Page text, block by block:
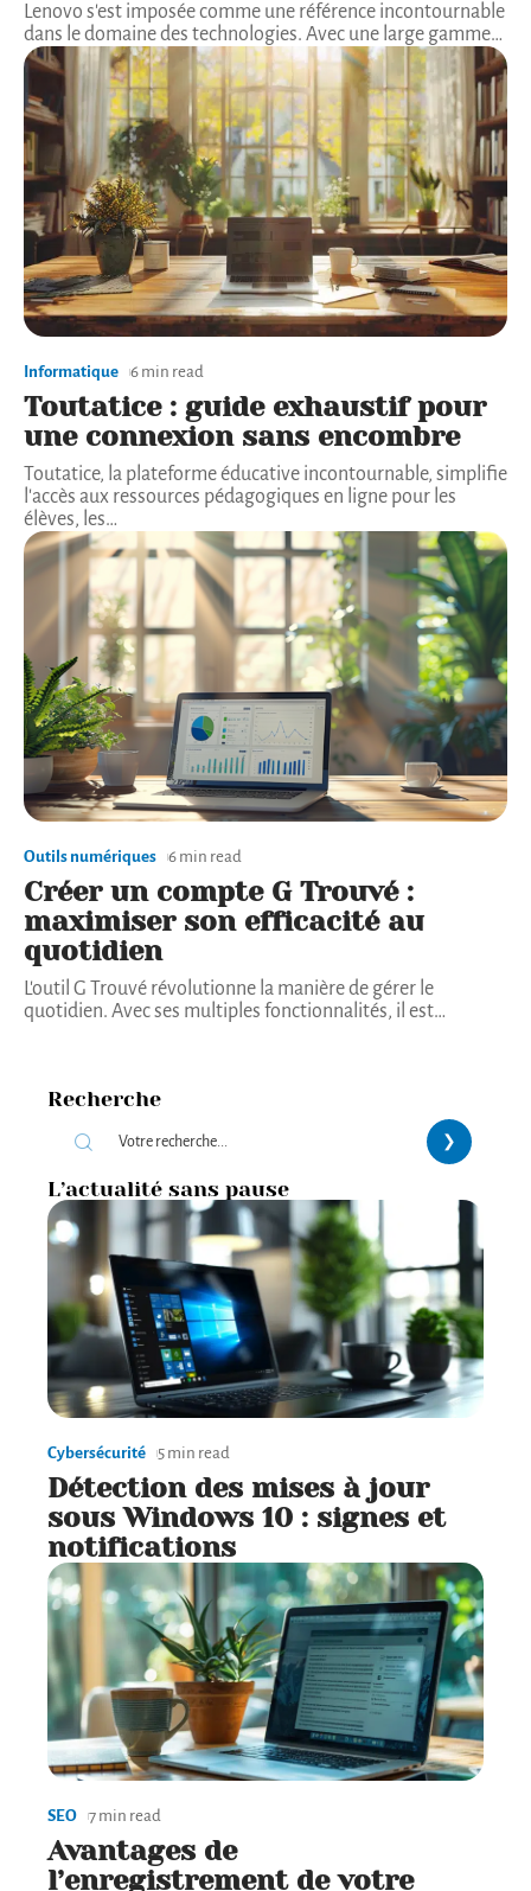
Lenovo s'est imposée comme une référence incontournable
dans le domaine des technologies. Avec une large gamme…
Informatique 6 min read
Toutatice : guide exhaustif pour
une connexion sans encombre
Toutatice, la plateforme éducative incontournable, simplifie
l'accès aux ressources pédagogiques en ligne pour les
élèves, les…
Outils numériques 6 min read
Créer un compte G Trouvé :
maximiser son efficacité au
quotidien
L'outil G Trouvé révolutionne la manière de gérer le
quotidien. Avec ses multiples fonctionnalités, il est…
Recherche
L’actualité sans pause
Cybersécurité 5 min read
Détection des mises à jour
sous Windows 10 : signes et
notifications
SEO 7 min read
Avantages de
l’enregistrement de votre